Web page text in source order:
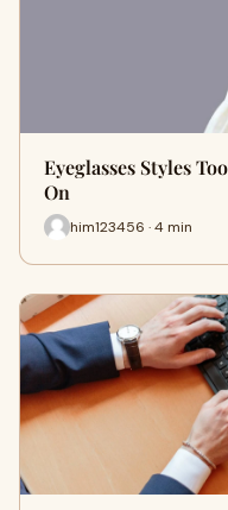
Eyeglasses Styles
On
him123456 · 4 min